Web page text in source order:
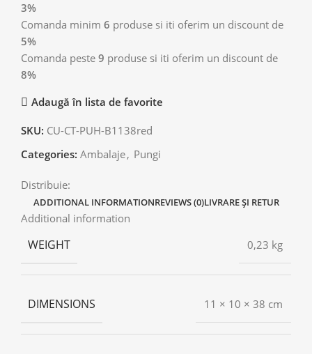
3%
Comanda minim 6 produse si iti oferim un discount de
5%
Comanda peste 9 produse si iti oferim un discount de
8%
Adaugă în lista de favorite
SKU: CU-CT-PUH-B1138red
Categories: Ambalaje, Pungi
Distribuie:
ADDITIONAL INFORMATIONREVIEWS (0)LIVRARE ȘI RETUR
Additional information
WEIGHT 0,23 kg
DIMENSIONS 11 × 10 × 38 cm